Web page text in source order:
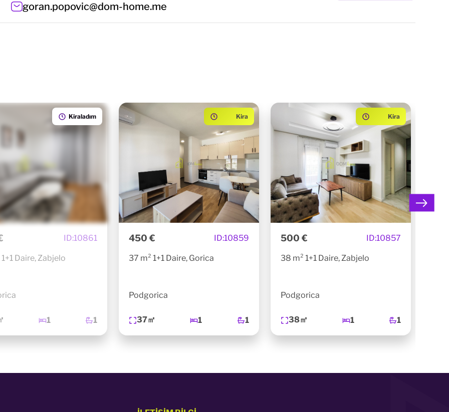
goran.popovic@dom-home.me
Kiraladım
ID:10861
Daire, Zabjelo
1 1
Kira
450 € ID:10859
37 m² 1+1 Daire, Gorica
Podgorica
37㎡ 1 1
Kira
500 € ID:10857
38 m² 1+1 Daire, Zabjelo
Podgorica
38㎡ 1 1